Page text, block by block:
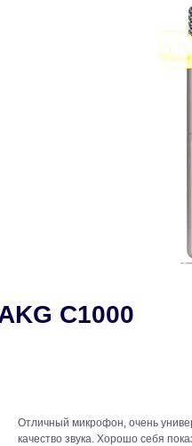
C1000
Отличный микрофон, очень
качество звука. Хорошо себя